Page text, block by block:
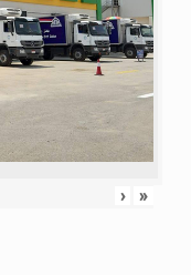
› »